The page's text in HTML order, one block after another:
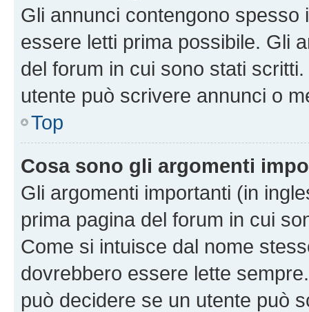
Gli annunci contengono
essere letti prima possibile. Gli
del forum in cui sono stati
utente può scrivere annunci o
Top
Cosa sono gli argomenti
Gli argomenti importanti (in
prima pagina del forum in cui
Come si intuisce dal nome
dovrebbero essere lette
può decidere se un utente può